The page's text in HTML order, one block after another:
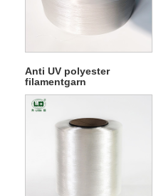
Anti UV polyester
filamentgarn